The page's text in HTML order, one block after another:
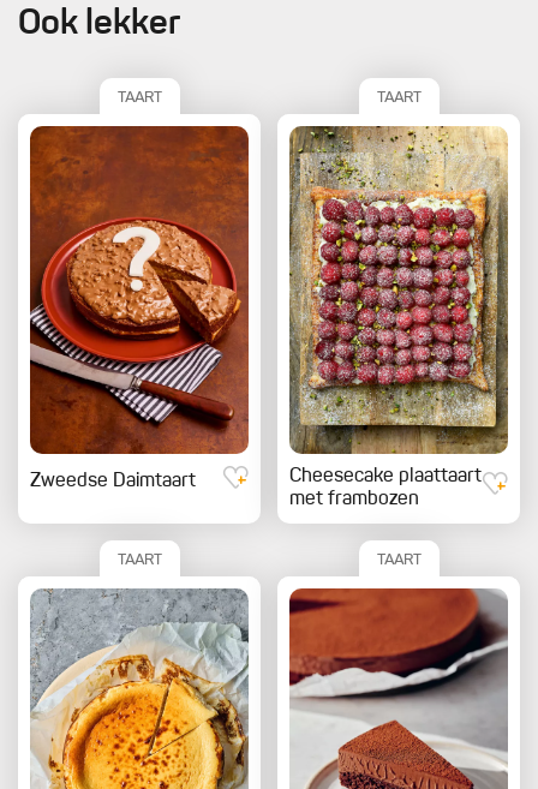
Ook lekker
TAART
Zweedse Daimtaart
TAART
Cheesecake plaattaart
met frambozen
TAART TAART